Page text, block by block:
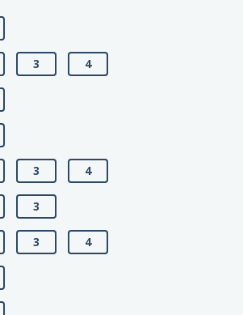
3 4
3 4
3
3 4